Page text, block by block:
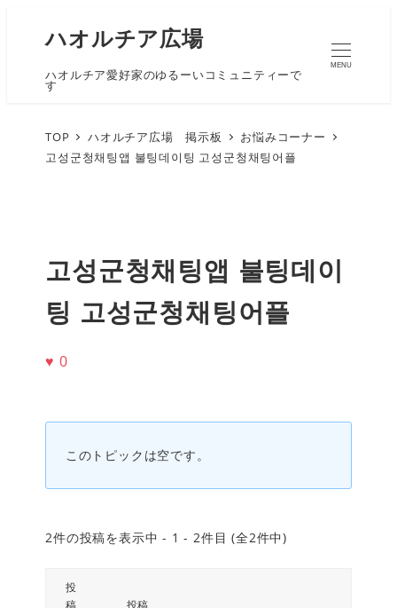
ハオルチア広場
ハオルチア愛好家のゆるーいコミュニティーで
す
MENU
TOP ハオルチア広場 掲示板
お悩みコーナー
고성군청채팅앱 불팅데이팅 고성군청채팅어플
고성군청채팅앱 불팅데이
팅 고성군청채팅어플
♥ 0
このトピックは空です。
2件の投稿を表示中 - 1 - 2件目 (全2件中)
投
稿
投稿